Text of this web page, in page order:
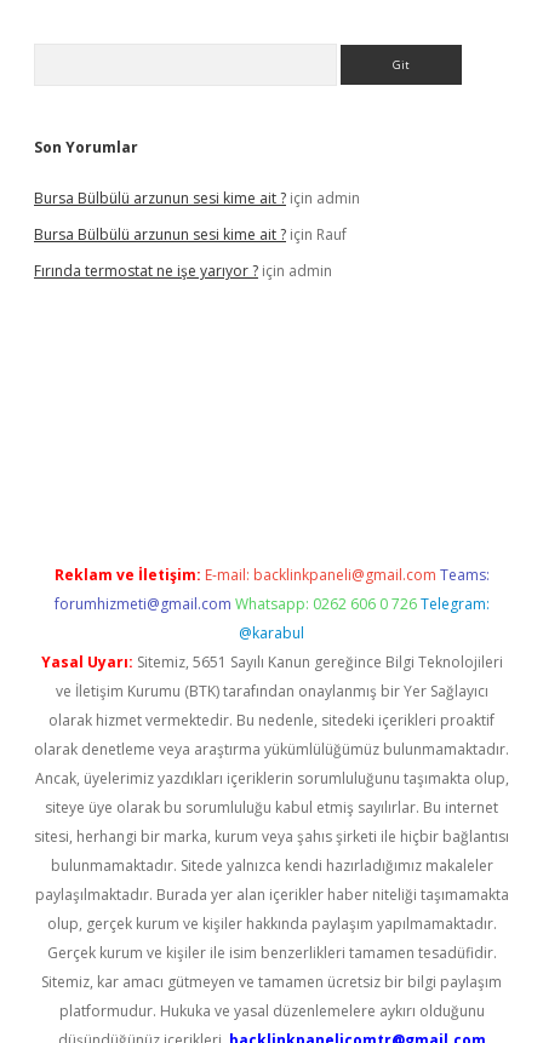
Son Yorumlar
Bursa Bülbülü arzunun sesi kime ait ? için admin
Bursa Bülbülü arzunun sesi kime ait ? için Rauf
Fırında termostat ne işe yarıyor ? için admin
Reklam ve İletişim: E-mail: backlinkpaneli@gmail.com Teams:
forumhizmeti@gmail.com Whatsapp: 0262 606 0 726 Telegram:
@karabul
Yasal Uyarı: Sitemiz, 5651 Sayılı Kanun gereğince Bilgi Teknolojileri
ve İletişim Kurumu (BTK) tarafından onaylanmış bir Yer Sağlayıcı
olarak hizmet vermektedir. Bu nedenle, sitedeki içerikleri proaktif
olarak denetleme veya araştırma yükümlülüğümüz bulunmamaktadır.
Ancak, üyelerimiz yazdıkları içeriklerin sorumluluğunu taşımakta olup,
siteye üye olarak bu sorumluluğu kabul etmiş sayılırlar. Bu internet
sitesi, herhangi bir marka, kurum veya şahıs şirketi ile hiçbir bağlantısı
bulunmamaktadır. Sitede yalnızca kendi hazırladığımız makaleler
paylaşılmaktadır. Burada yer alan içerikler haber niteliği taşımamakta
olup, gerçek kurum ve kişiler hakkında paylaşım yapılmamaktadır.
Gerçek kurum ve kişiler ile isim benzerlikleri tamamen tesadüfidir.
Sitemiz, kar amacı gütmeyen ve tamamen ücretsiz bir bilgi paylaşım
platformudur. Hukuka ve yasal düzenlemelere aykırı olduğunu